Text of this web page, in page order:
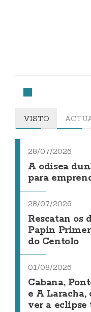
VISTO
28/07/2026
A odisea
para
28/07/2026
Rescatan os
Papin
do Centolo
01/08/2026
Cabana,
e A Laracha,
ver a eclipse